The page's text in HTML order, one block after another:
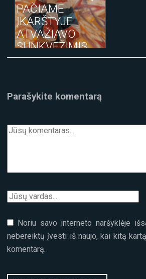
PAČIAME
ĮKARŠTYJE
ATVAŽIAVO
SUNKVEŽIMIS
KAREIVIŲ IR
Parašykite komentarą
Noriu savo interneto naršyklėje
nebereiktų įvesti iš naujo, kai kitą
komentarą.